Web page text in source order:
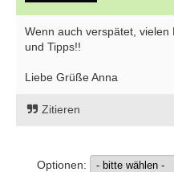
Wenn auch verspätet, vielen
und Tipps!!
Liebe Grüße Anna
Zitieren
Optionen: